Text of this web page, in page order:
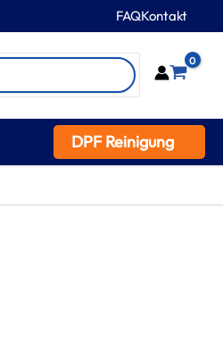
FAQKontakt
0
DPF Reinigung